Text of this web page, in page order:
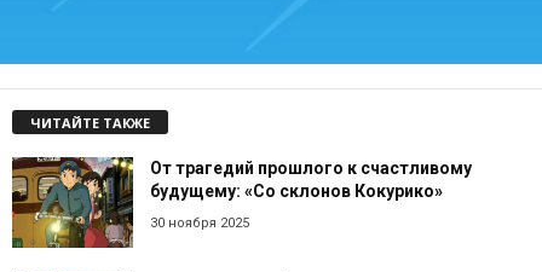
ЧИТАЙТЕ ТАКЖЕ
От трагедий прошлого к счастливому
будущему: «Со склонов Кокурико»
30 ноября 2025